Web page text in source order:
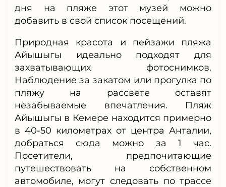
дня на пляже этот музей можно
добавить в свой список посещений.
Природная красота и пейзажи пляжа
Айышыгы идеально подходят для
захватывающих фотоснимков.
Наблюдение за закатом или прогулка по
пляжу на рассвете оставят
незабываемые впечатления. Пляж
Айышыгы в Кемере находится примерно
в 40-50 километрах от центра Анталии,
добраться сюда можно за 1 час.
Посетители, предпочитающие
путешествовать на собственном
автомобиле, могут следовать по трассе